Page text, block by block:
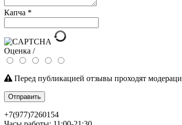
Капча *
Оценка /
Перед публикацией отзывы проходят
Отправить
+7(977)7260154